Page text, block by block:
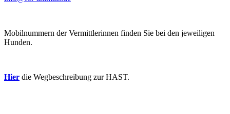
Mobilnummern der Vermittlerinnen finden Sie bei den jeweiligen
Hunden.
Hier die Wegbeschreibung zur HAST.